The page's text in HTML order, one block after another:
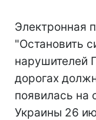
Электронная
"Остановить
нарушителей
дорогах
появилась на
Украины 26